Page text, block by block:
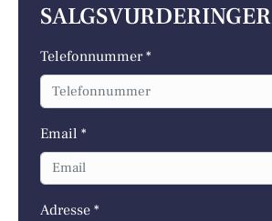
SALGSVURDERINGER
Telefonnummer *
Email *
Adresse *